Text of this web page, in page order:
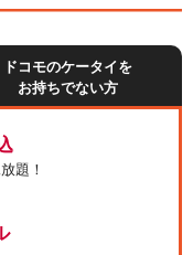
ドコモのケータイを
お持ちでない方
題！